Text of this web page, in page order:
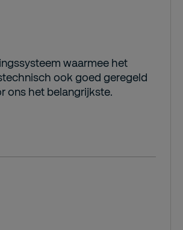
waarmee het
ook goed geregeld
ons het belangrijkste.